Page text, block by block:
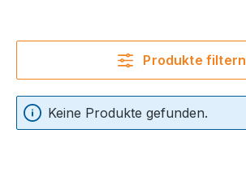
Produkte filtern
Keine Produkte gefunden.